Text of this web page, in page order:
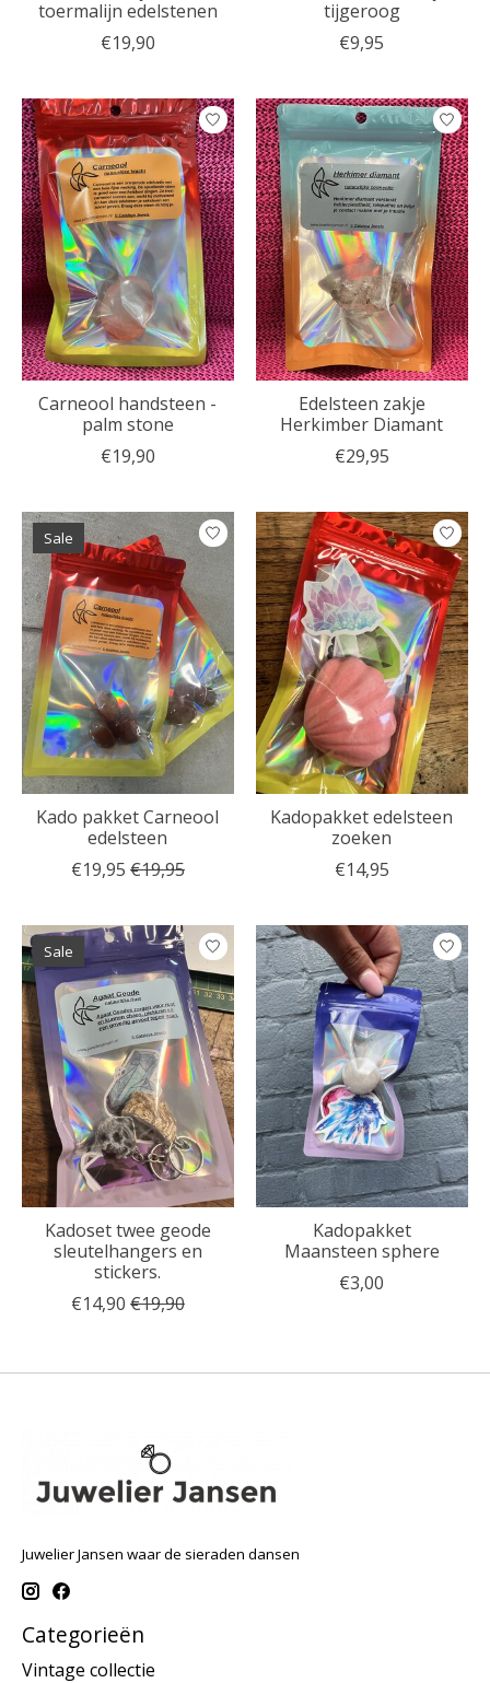
toermalijn edelstenen
€19,90
tijgeroog
€9,95
Carneool handsteen -
palm stone
€19,90
Edelsteen zakje
Herkimber Diamant
€29,95
Sale
Kado pakket Carneool
edelsteen
€19,95 €19,95
Kadopakket edelsteen
zoeken
€14,95
Sale
Kadoset twee geode
sleutelhangers en
stickers.
€14,90 €19,90
Kadopakket
Maansteen sphere
€3,00
Juwelier Jansen waar de sieraden dansen
Categorieën
Vintage collectie